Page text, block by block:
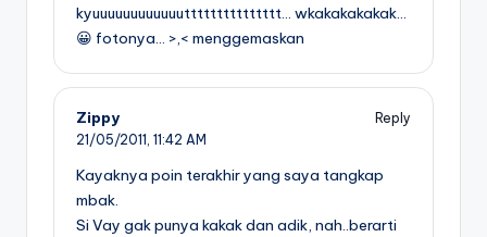
kyuuuuuuuuuuuuttttttttttttttt… wkakakakakak…
😀 fotonya… >,< menggemaskan
Zippy
Reply
21/05/2011, 11:42 AM
Kayaknya poin terakhir yang saya tangkap
mbak.
Si Vay gak punya kakak dan adik, nah..berarti